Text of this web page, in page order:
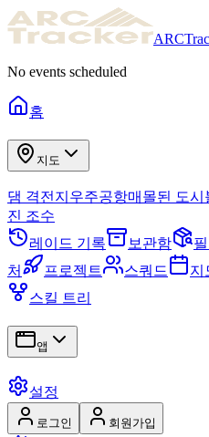
No events scheduled
홈
지도
댐 격전지 우주공항매몰된 도시
진 조수
레이드 기록
보관함
처
프로젝트 스쿼드 지
스킬 트리
앱
설정
로그인 회원가입